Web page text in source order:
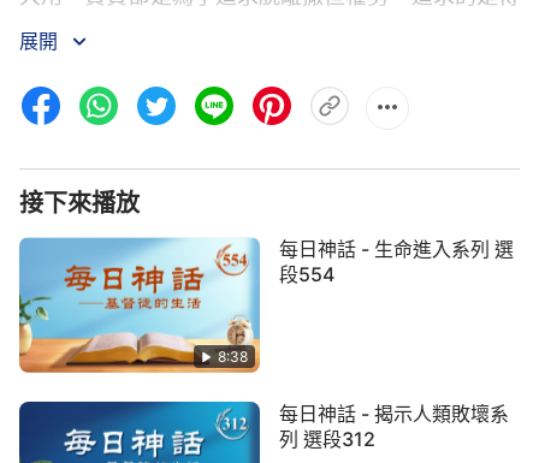
勝者，最終的結果還是脱離撒但的權勢，只要脱離了
活。人現在追求的得勝者，或者是被成全，都是追求
要就是為了得潔净、行真理，達到敬拜造物的主，如
果人在地上有了正常人的生活，没有痛苦患難的生
活，人就不追求什麽得勝者了。所謂的得勝者、被成
全都是神給人的追求目標，藉此追求目標來讓人行真
理，活出有意義的人生。把人作成、將人得着這是目
標，而追求做得勝者或追求被成全這只是途徑，若將
來人類都進入了美好的歸宿之中了，那時就没有得勝
者與被成全的説法了，只是受造之物各盡其職了。現
在讓人追求這些只是給人限定一個範圍，以便人的追
展開
接下來播放
8:38
每日神話 - 生命進入系列 選
段554
每日神話 - 揭示人類敗壞系
列 選段312